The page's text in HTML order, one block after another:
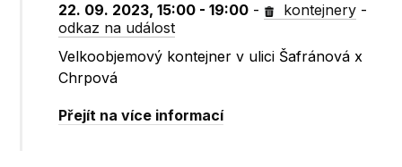
22. 09. 2023, 15:00 - 19:00 - kontejnery -
odkaz na událost
Velkoobjemový kontejner v ulici Šafránová x
Chrpová
Přejít na více informací